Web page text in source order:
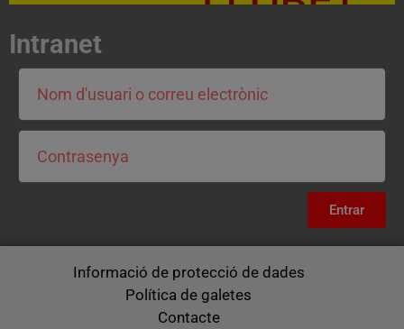
Intranet
Entrar
Informació de protecció de dades
Política de galetes
Contacte